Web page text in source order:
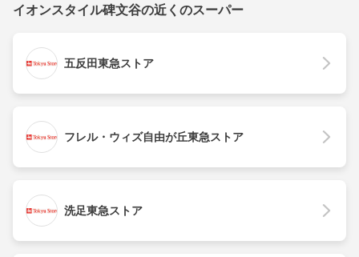
イオンスタイル碑文谷の近くのスーパー
五反田東急ストア
フレル・ウィズ自由が丘東急ストア
洗足東急ストア